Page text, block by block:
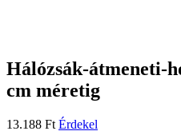
Hálózsák-átmeneti-
cm méretig
13.188 Ft Érdekel